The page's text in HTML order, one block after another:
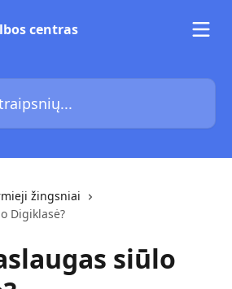
žingsniai
Digiklasė?
siūlo